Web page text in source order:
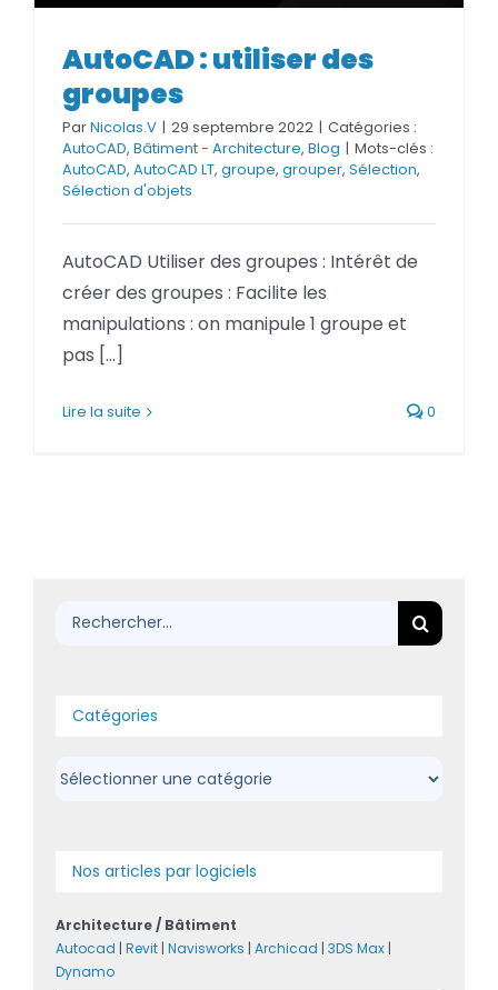
AutoCAD : utiliser des groupes
AutoCAD : utiliser des
groupes
ParNicolas.V | 29 septembre 2022 | Catégories :
AutoCAD, Bâtiment - Architecture, Blog | Mots-clés :
AutoCAD, AutoCAD LT, groupe, grouper, Sélection,
Sélection d'objets
AutoCAD Utiliser des groupes : Intérêt de
créer des groupes : Facilite les
manipulations : on manipule 1 groupe et
pas [...]
Lire la suite 0
Rechercher:
Catégories
Catégories
Nos articles par logiciels
Architecture / Bâtiment
Autocad | Revit | Navisworks | Archicad | 3DS Max |
Dynamo